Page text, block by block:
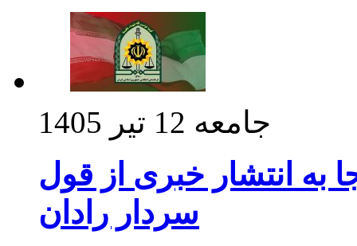
جامعه 12 تیر 1405
به انتشار خبری از قول
سردار رادان